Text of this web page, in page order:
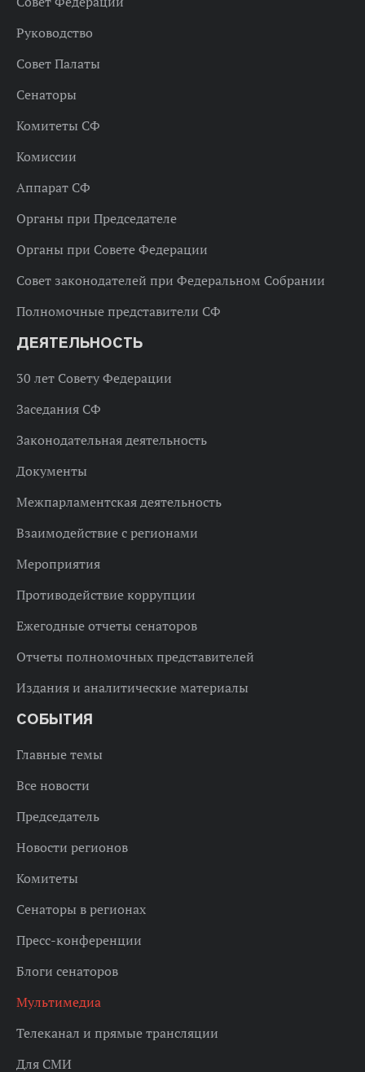
Руководство
Совет Палаты
Сенаторы
Комитеты СФ
Комиссии
Аппарат СФ
Органы при Председателе
Органы при Совете Федерации
Совет законодателей при Федеральном Собрании
Полномочные представители СФ
ДЕЯТЕЛЬНОСТЬ
30 лет Совету Федерации
Заседания СФ
Законодательная деятельность
Документы
Межпарламентская деятельность
Взаимодействие с регионами
Мероприятия
Противодействие коррупции
Ежегодные отчеты сенаторов
Отчеты полномочных представителей
Издания и аналитические материалы
СОБЫТИЯ
Главные темы
Все новости
Председатель
Новости регионов
Комитеты
Сенаторы в регионах
Пресс-конференции
Блоги сенаторов
Мультимедиа
Телеканал и прямые трансляции
Для СМИ